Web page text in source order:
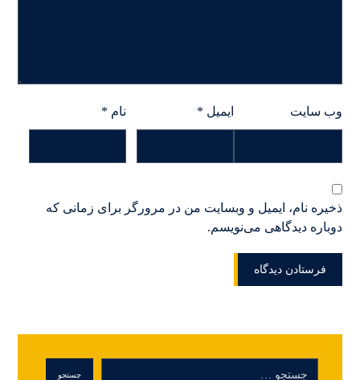
نام * ایمیل * وب‌ سایت
ذخیره نام، ایمیل و وبسایت من در مرورگر برای زمانی که
دوباره دیدگاهی می‌نویسم.